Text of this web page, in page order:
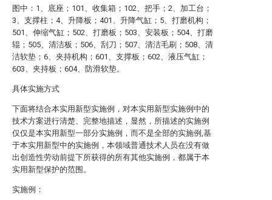
图中：1、底座；101、收集箱；102、把手；2、加工台；
3、支撑柱；4、升降板；401、升降气缸；5、打磨机构；
501、伸缩气缸；502、打磨板；503、安装板；504、打磨
辊；505、清洁板；506、刮刀；507、清洁毛刷；508、清
洁软垫；6、夹持机构；601、支撑板；602、液压气缸；
603、夹持板；604、防滑软垫。
具体实施方式
下面将结合本实用新型实施例，对本实用新型实施例中的
技术方案进行清楚、完整地描述，显然，所描述的实施例
仅仅是本实用新型一部分实施例，而不是全部的实施例,基
于本实用新型中的实施例，本领域普通技术人员在没有做
出创造性劳动前提下所获得的所有其他实施例，都属于本
实用新型保护的范围。
实施例：